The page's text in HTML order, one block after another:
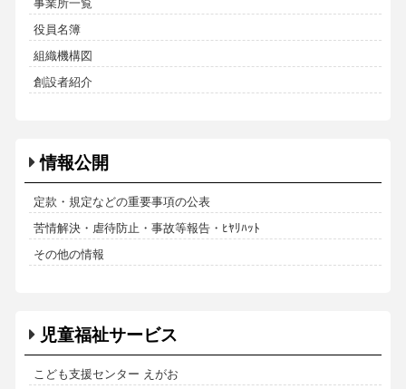
事業所一覧
役員名簿
組織機構図
創設者紹介
情報公開
定款・規定などの重要事項の公表
苦情解決・虐待防止・事故等報告・ﾋﾔﾘﾊｯﾄ
その他の情報
児童福祉サービス
こども支援センター えがお